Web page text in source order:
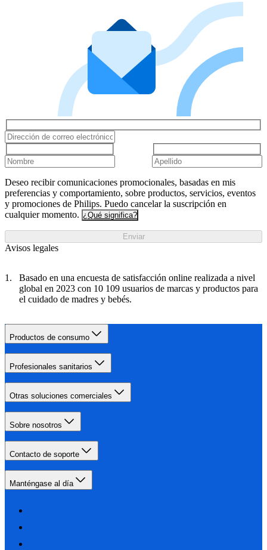
Deseo recibir comunicaciones promocionales, basadas en mis
preferencias y comportamiento, sobre productos, servicios, eventos
y promociones de Philips. Puedo cancelar la suscripción en
cualquier momento. ¿Qué significa?
Enviar
Avisos legales
Basado en una encuesta de satisfacción online realizada a nivel
global en 2023 con 10 109 usuarios de marcas y productos para
el cuidado de madres y bebés.
Productos de consumo
Profesionales sanitarios
Otras soluciones comerciales
Sobre nosotros
Contacto de soporte
Manténgase al día